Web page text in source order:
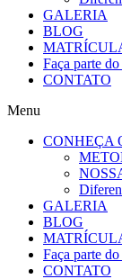
GALERIA
BLOG
Faça parte
CONTATO
Menu
CONHEÇA
GALERIA
BLOG
Faça parte
CONTATO